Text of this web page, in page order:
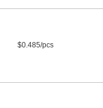
$0.485/pcs